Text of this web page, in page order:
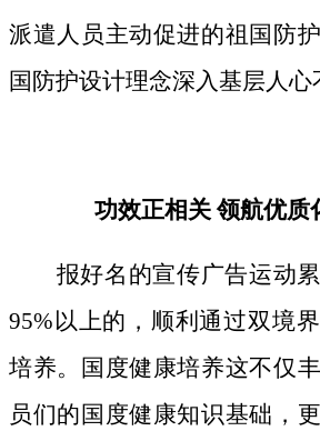
派遣人员主动促进的祖国防
国防护设计理念深入基层人心
功效正相关 领航优质
报好名的宣传广告运动
95%以上的，顺利通过双境
培养。国度健康培养这不仅
员们的国度健康知识基础，